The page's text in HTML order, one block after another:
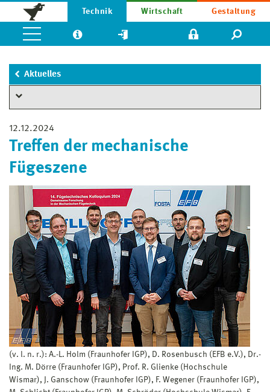
Technik Wirtschaft Gestaltung
Aktuelles
12.12.2024
Treffen der mechanische
Fügeszene
(v. l. n. r.): A.-L. Holm (Fraunhofer IGP), D. Rosenbusch (EFB e.V.), Dr.-
Ing. M. Dörre (Fraunhofer IGP), Prof. R. Glienke (Hochschule
Wismar), J. Ganschow (Fraunhofer IGP), F. Wegener (Fraunhofer IGP),